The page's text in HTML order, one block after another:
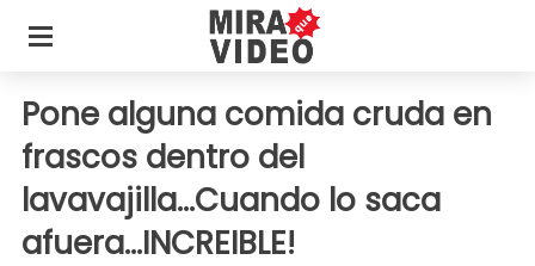
Pone alguna comida cruda en
frascos dentro del
lavavajilla...Cuando lo saca
afuera...INCREIBLE!